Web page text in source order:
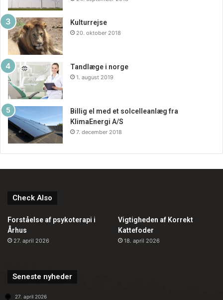
Kulturrejse
20. oktober 2018
Tandlæge i norge
1. august 2019
Billig el med et solcelleanlæg fra
KlimaEnergi A/S
7. december 2018
Check Also
Forståelse af psykoterapi i
Århus
27. april 2026
Vigtigheden af Korrekt
Kattefoder
18. april 2026
Seneste nyheder
27. april 2026